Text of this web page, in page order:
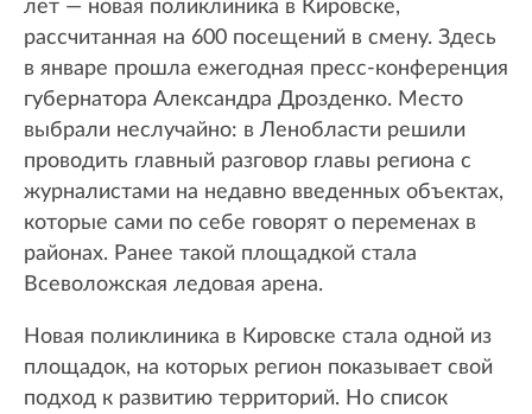
лет — новая поликлиника в Кировске,
рассчитанная на 600 посещений в смену. Здесь
в январе прошла ежегодная пресс-конференция
губернатора Александра Дрозденко. Место
выбрали неслучайно: в Ленобласти решили
проводить главный разговор главы региона с
журналистами на недавно введенных объектах,
которые сами по себе говорят о переменах в
районах. Ранее такой площадкой стала
Всеволожская ледовая арена.
Новая поликлиника в Кировске стала одной из
площадок, на которых регион показывает свой
подход к развитию территорий. Но список